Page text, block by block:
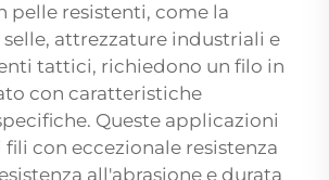
pelle resistenti, come la
attrezzature industriali e
tattici, richiedono un filo in
con caratteristiche
Queste applicazioni
fili con eccezionale resistenza
all'abrasione e durata